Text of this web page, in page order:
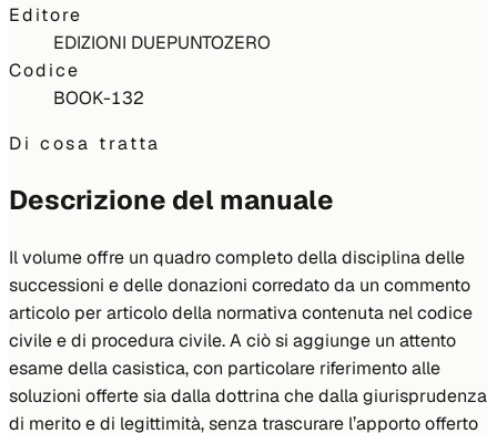
Editore
EDIZIONI DUEPUNTOZERO
Codice
BOOK-132
Di cosa tratta
Descrizione del manuale
Il volume offre un quadro completo della disciplina delle
successioni e delle donazioni corredato da un commento
articolo per articolo della normativa contenuta nel codice
civile e di procedura civile. A ciò si aggiunge un attento
esame della casistica, con particolare riferimento alle
soluzioni offerte sia dalla dottrina che dalla giurisprudenza
di merito e di legittimità, senza trascurare l’apporto offerto